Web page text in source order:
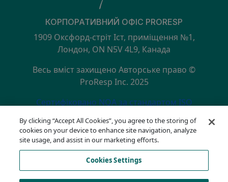
КОРПОРАТИВНИЙ ОФІС PRORESP
1909 Оксфорд-стріт Іст, приміщення №1,
Лондон, ON N5V 4L9, Канада
Весь вміст захищено Авторське право ©
ProResp Inc. 2025
SECONDARY MENU
Сертифіковано NQA за стандартом ISO
Політика конфіденційності
Гаряча лінія з питань дотримання вимог
Умови використання
АОДА
By clicking “Accept All Cookies”, you agree to the storing of
cookies on your device to enhance site navigation, analyze
site usage, and assist in our marketing efforts.
Cookies Settings